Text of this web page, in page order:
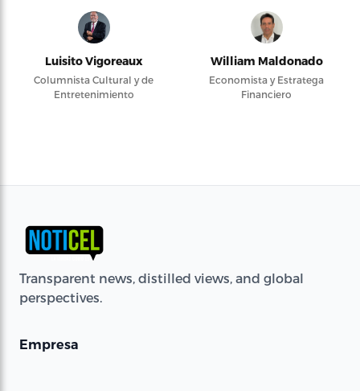
Luisito Vigoreaux
Columnista Cultural y de
Entretenimiento
William Maldonado
Economista y Estratega
Financiero
Transparent news, distilled views, and global
perspectives.
Empresa